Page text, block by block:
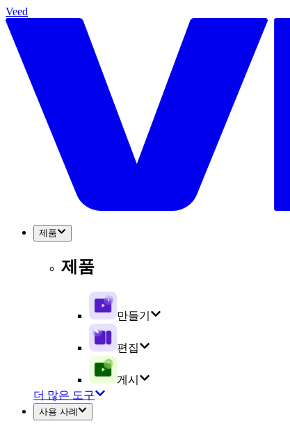
Veed
제품
제품
만들기
편집
게시
더 많은 도구
사용 사례